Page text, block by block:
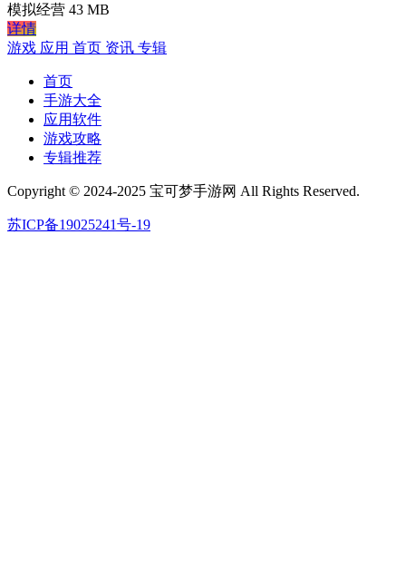
模拟经营 43 MB
详情
游戏 应用 首页 资讯 专辑
首页
手游大全
应用软件
游戏攻略
专辑推荐
Copyright © 2024-2025 宝可梦手游网 All Rights Reserved.
苏ICP备19025241号-19